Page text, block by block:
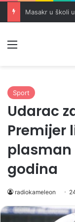
Sport
Udarac
Premijer
plasman
godina
radiokameleon